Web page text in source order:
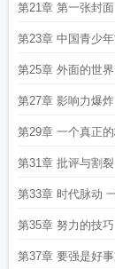
105z世代艺术家掌阅
艺术家在线阅读免费
艺术家最新章节免费
无弹窗 V世代艺术家
艺术家精校版z世代
世代艺术家TXT全文阅
第21章 第一张封面
第23章 中国青少
偶像
第25章 外面的世
第27章 影响力爆炸
第29章 一个真正
成的
第31章 批评与割裂
第33章 时代脉动
第35章 努力的技巧
第37章 要强是好